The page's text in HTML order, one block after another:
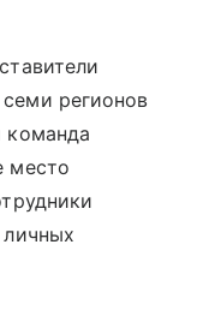
регионов
команда
место